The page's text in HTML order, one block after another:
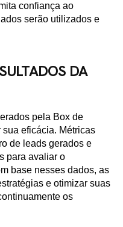
confiança ao
serão utilizados e
DA
pela Box de
eficácia. Métricas
de leads gerados e
para avaliar o
base nesses dados, as
e otimizar suas
os